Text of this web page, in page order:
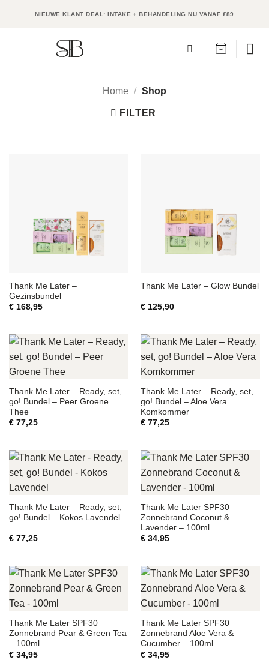
NIEUWE KLANT DEAL: INTAKE + BEHANDELING NU VANAF €89
Home / Shop
FILTER
Thank Me Later –
Gezinsbundel
€168,95
Thank Me Later – Glow Bundel
€125,90
Thank Me Later – Ready, set,
go! Bundel – Peer Groene
Thee
€77,25
Thank Me Later – Ready, set,
go! Bundel – Aloe Vera
Komkommer
€77,25
Thank Me Later – Ready, set,
go! Bundel – Kokos Lavendel
€77,25
Thank Me Later SPF30
Zonnebrand Coconut &
Lavender – 100ml
€34,95
Thank Me Later SPF30
Zonnebrand Pear & Green Tea
– 100ml
€34,95
Thank Me Later SPF30
Zonnebrand Aloe Vera &
Cucumber – 100ml
€34,95